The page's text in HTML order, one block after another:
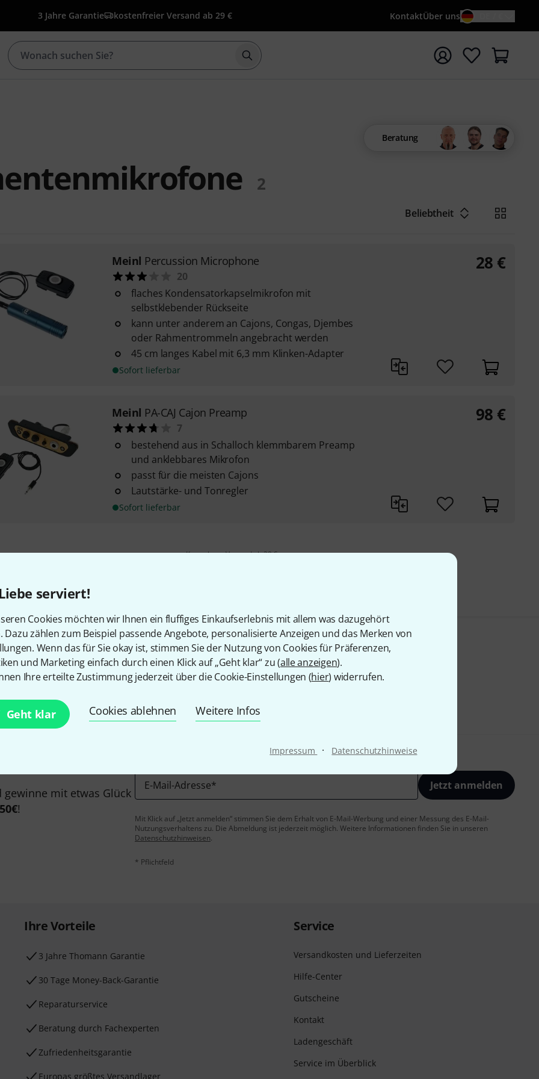
serviert!
Cookies möchten wir Ihnen ein fluffiges Einkaufserlebnis mit allem was dazugehört
Dazu zählen zum Beispiel passende Angebote, personalisierte Anzeigen und das Merken von
Wenn das für Sie okay ist, stimmen Sie der Nutzung von Cookies für Präferenzen,
und Marketing einfach durch einen Klick auf „Geht klar“ zu (alle anzeigen).
Ihre erteilte Zustimmung jederzeit über die Cookie-Einstellungen (hier) widerrufen.
Geht klar Cookies ablehnen Weitere Infos
Impressum · Datenschutzhinweise
3 Jahre Garantie kostenfreier Versand ab 29 € KontaktÜber uns
Suche mit Suchwort {searchTerm} starten
2
Beratung
Beliebtheit
Meinl Percussion Microphone
20
flaches Kondensatorkapselmikrofon mit
selbstklebender Rückseite
kann unter anderem an Cajons, Congas, Djembes
oder Rahmentrommeln angebracht werden
45 cm langes Kabel mit 6,3 mm Klinken-Adapter
Sofort lieferbar
28 €
Meinl PA-CAJ Cajon Preamp
7
bestehend aus in Schalloch klemmbarem Preamp
und anklebbares Mikrofon
passt für die meisten Cajons
Lautstärke- und Tonregler
Sofort lieferbar
98 €
Kostenloser Versand ab 29 €
Gefällt Ihnen, was Sie sehen?
mit etwas Glück
50€!
E-Mail-Adresse* Jetzt anmelden
Mit Klick auf „Jetzt anmelden“ stimmen Sie dem Erhalt von E-Mail-Werbung und einer Messung des E-Mail-
Nutzungsverhaltens zu. Die Abmeldung ist jederzeit möglich. Weitere Informationen finden Sie in unseren
Datenschutzhinweisen.
* Pflichtfeld
Ihre Vorteile
3 Jahre Thomann Garantie
30 Tage Money-Back-Garantie
Reparaturservice
Beratung durch Fachexperten
Zufriedenheitsgarantie
Europas größtes Versandlager
Service
Versandkosten und Lieferzeiten
Hilfe-Center
Gutscheine
Kontakt
Ladengeschäft
Service im Überblick